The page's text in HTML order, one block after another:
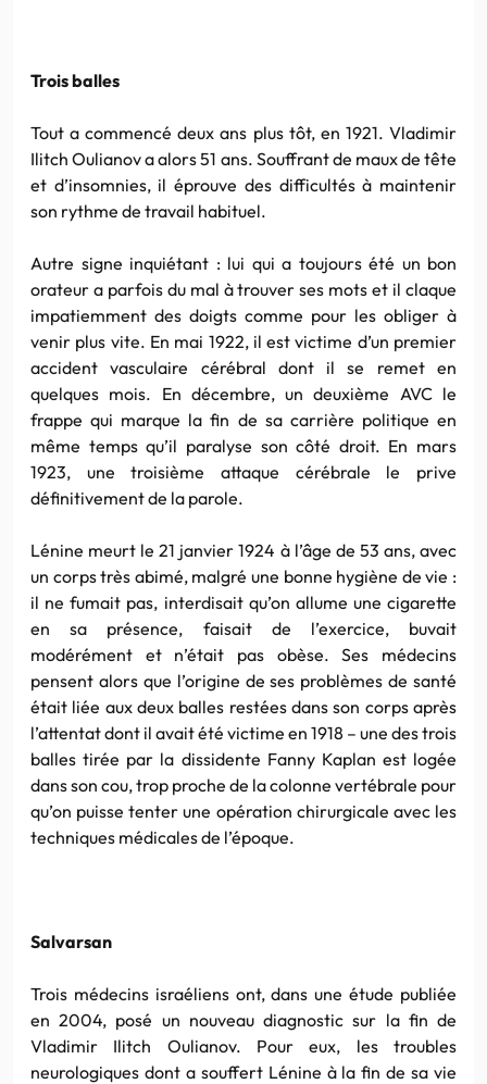
Trois balles
Tout a commencé deux ans plus tôt, en 1921. Vladimir
Ilitch Oulianova alors 51 ans. Souffrant de maux de tête
et d’insomnies, il éprouve des difficultés à maintenir
son rythme de travail habituel.
Autre signe inquiétant : lui qui a toujours été un bon
orateur a parfois du mal à trouver ses mots et il claque
impatiemment des doigts comme pour les obliger à
venir plus vite. En mai 1922, il est victime d’un premier
accident vasculaire cérébral dont il se remet en
quelques mois. En décembre, un deuxième AVCle
frappe qui marque la fin de sa carrière politique en
même temps qu’il paralyse son côté droit. En mars
1923, une troisième attaque cérébrale le prive
définitivement de la parole.
Lénine meurt le 21 janvier 1924 à l’âge de 53 ans, avec
un corps très abimé, malgré une bonne hygiène de vie :
il ne fumait pas, interdisait qu’on allume une cigarette
en sa présence, faisait de l’exercice, buvait
modérément et n’était pas obèse. Ses médecins
pensent alors que l’origine de ses problèmes de santé
était liée aux deux balles restées dans son corps après
l’attentat dont il avait été victime en 1918 – une des trois
balles tirée par la dissidente Fanny Kaplan est logée
dans son cou, trop proche de la colonne vertébrale pour
qu’on puisse tenter une opération chirurgicale avec les
techniques médicales de l’époque.
Salvarsan
Trois médecins israéliens ont, dans une étude publiée
en 2004, posé un nouveau diagnostic sur la fin de
Vladimir
Ilitch Oulianov. Pour eux, les troubles
neurologiques dont a souffert Lénine à la fin de sa vie